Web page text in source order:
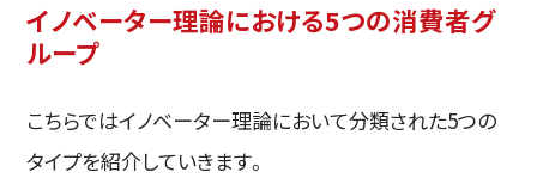
イノベーター理論における5つの消費者グ
ループ
こちらではイノベーター理論において分類された5つの
タイプを紹介していきます。